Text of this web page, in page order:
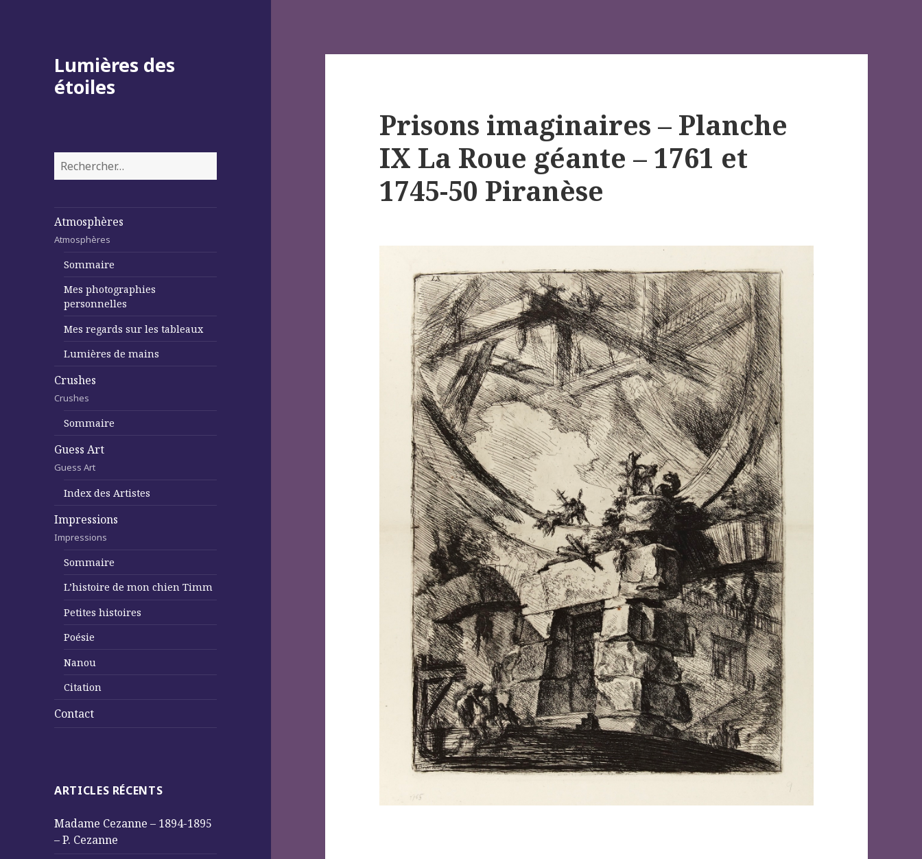
Lumières des
étoiles
Rechercher :
Atmosphères
Atmosphères
Sommaire
Mes photographies
personnelles
Mes regards sur les tableaux
Lumières de mains
Crushes
Crushes
Sommaire
Guess Art
Guess Art
Index des Artistes
Impressions
Impressions
Sommaire
L’histoire de mon chien Timm
Petites histoires
Poésie
Nanou
Citation
Contact
ARTICLES RÉCENTS
Madame Cezanne – 1894-1895
– P. Cezanne
Prisons imaginaires – Planche
IX La Roue géante – 1761 et
1745-50 Piranèse